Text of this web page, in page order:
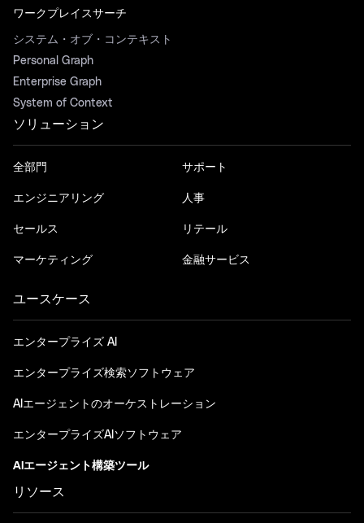
ワークプレイスサーチ
システム・オブ・コンテキスト
Personal Graph
Enterprise Graph
System of Context
ソリューション
全部門
エンジニアリング
セールス
マーケティング
サポート
人事
リテール
金融サービス
ユースケース
エンタープライズ AI
エンタープライズ検索ソフトウェア
AIエージェントのオーケストレーション
エンタープライズAIソフトウェア
AIエージェント構築ツール
リソース